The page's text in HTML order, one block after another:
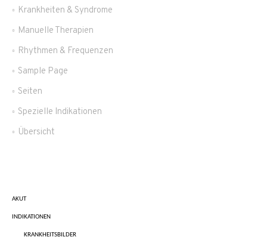
Krankheiten & Syndrome
Manuelle Therapien
Rhythmen & Frequenzen
Sample Page
Seiten
Spezielle Indikationen
Übersicht
AKUT
INDIKATIONEN
KRANKHEITSBILDER